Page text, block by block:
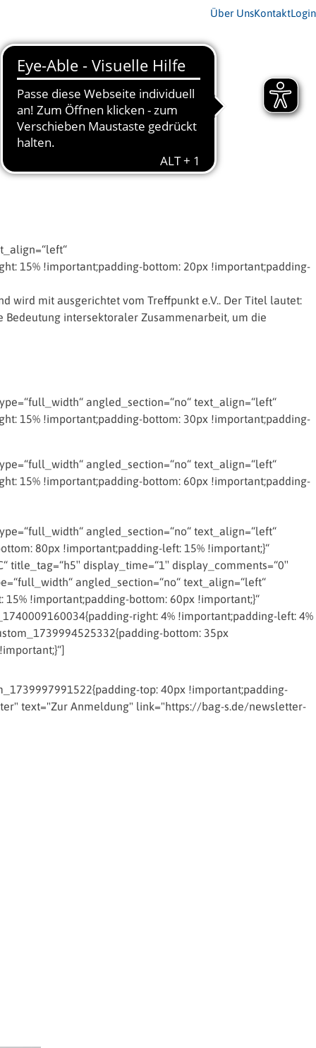
Über UnsKontaktLogin
15% !important;padding-bottom: 20px !important;padding-
wird mit ausgerichtet vom Treffpunkt e.V.. Der Titel lautet:
Bedeutung intersektoraler Zusammenarbeit, um die
angled_section=“no“ text_align=“left“
15% !important;padding-bottom: 30px !important;padding-
angled_section=“no“ text_align=“left“
15% !important;padding-bottom: 60px !important;padding-
angled_section=“no“ text_align=“left“
80px !important;padding-left: 15% !important;}“
title_tag=“h5″ display_time=“1″ display_comments=“0″
angled_section=“no“ text_align=“left“
!important;padding-bottom: 60px !important;}“
right: 4% !important;padding-left: 4%
bottom: 35px
top: 40px !important;padding-
text="Zur Anmeldung" link="https://bag-s.de/newsletter-